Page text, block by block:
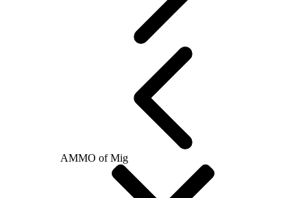
AMMO of Mig